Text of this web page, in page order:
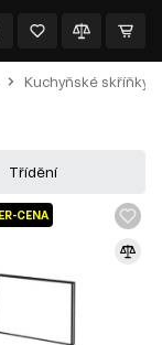
Kuchyňské skříňky
Třídění
CENA